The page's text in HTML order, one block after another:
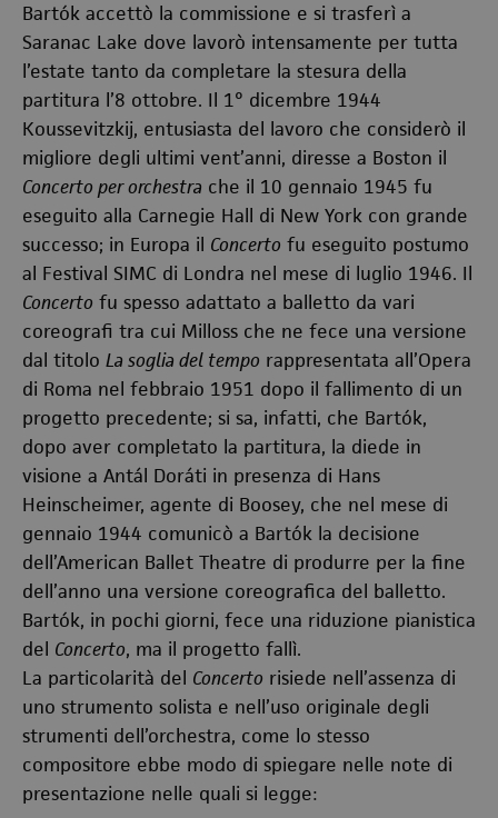
Bartók accettò la commissione e si trasferì a
Saranac Lake dove lavorò intensamente per tutta
l’estate tanto da completare la stesura della
partitura l’8 ottobre. Il 1° dicembre 1944
Koussevitzkij, entusiasta del lavoro che considerò il
migliore degli ultimi vent’anni, diresse a Boston il
Concerto per orchestra che il 10 gennaio 1945 fu
eseguito alla Carnegie Hall di New York con grande
successo; in Europa il Concerto fu eseguito postumo
al Festival SIMC di Londra nel mese di luglio 1946. Il
Concerto fu spesso adattato a balletto da vari
coreografi tra cui Milloss che ne fece una versione
dal titolo La soglia del tempo rappresentata all’Opera
di Roma nel febbraio 1951 dopo il fallimento di un
progetto precedente; si sa, infatti, che Bartók,
dopo aver completato la partitura, la diede in
visione a Antál Doráti in presenza di Hans
Heinscheimer, agente di Boosey, che nel mese di
gennaio 1944 comunicò a Bartók la decisione
dell’American Ballet Theatre di produrre per la fine
dell’anno una versione coreografica del balletto.
Bartók, in pochi giorni, fece una riduzione pianistica
del Concerto, ma il progetto fallì.
La particolarità del Concerto risiede nell’assenza di
uno strumento solista e nell’uso originale degli
strumenti dell’orchestra, come lo stesso
compositore ebbe modo di spiegare nelle note di
presentazione nelle quali si legge: